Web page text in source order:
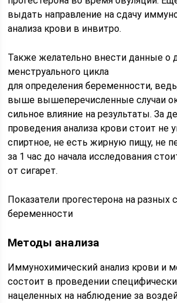
выдать направление на сдачу
анализа крови в инвитро.
Также желательно внести данные о
менструального цикла
для определения беременности,
выше вышеперечисленные случаи
сильное влияние на результаты. За
проведения анализа крови стоит не
спиртное, не есть жирную пищу, не
за 1 час до начала исследования
от сигарет.
Показатели прогестерона на разных
беременности
Методы анализа
Иммунохимический анализ крови и
состоит в проведении
нацеленных на наблюдение за